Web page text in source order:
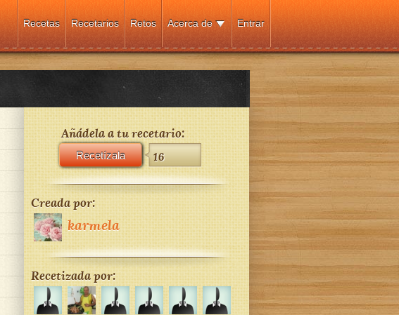
Entrar
Acerca de
Retos
Recetarios
Recetas
Añádela a tu recetario:
Recetízala 16
Creada por:
karmela
Recetizada por: